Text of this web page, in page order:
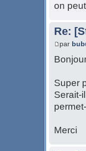
on
Re:
par
Super
Serait-
Merci